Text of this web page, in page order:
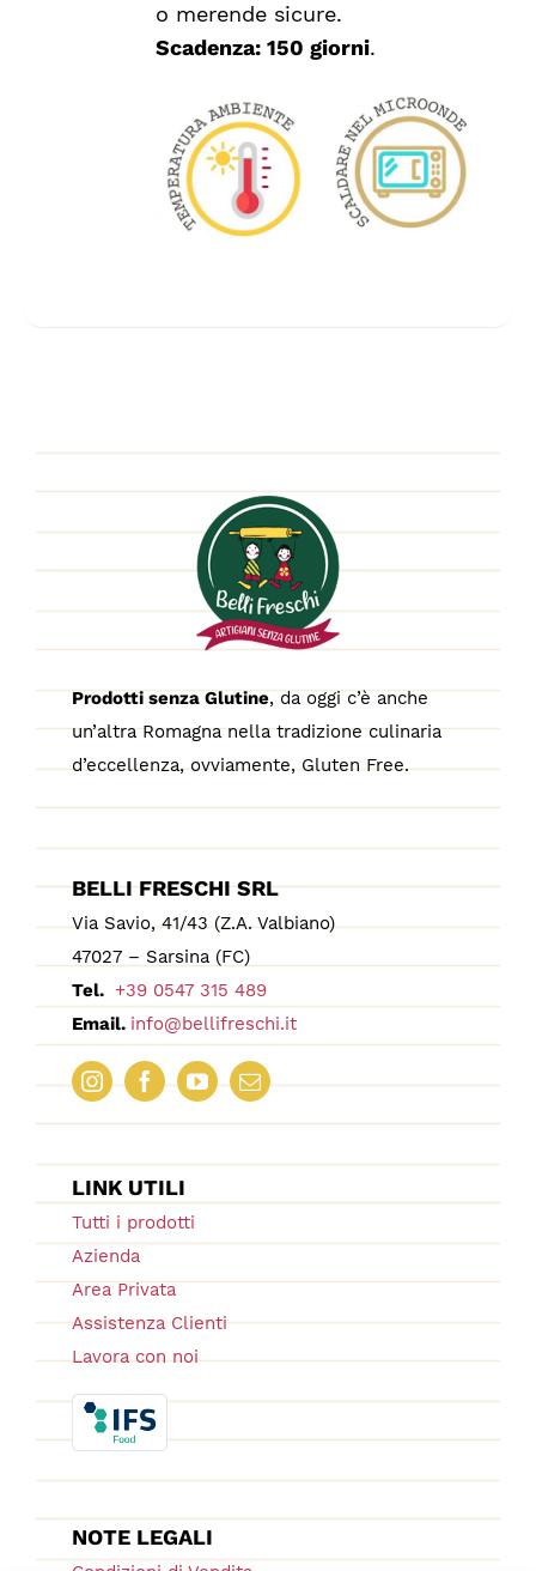
o merende sicure.
Scadenza: 150 giorni.
Prodotti senza Glutine, da oggi c’è anche
un’altra Romagna nella tradizione culinaria
d’eccellenza, ovviamente, Gluten Free.
BELLI FRESCHI SRL
Via Savio, 41/43 (Z.A. Valbiano)
47027 – Sarsina (FC)
Tel. +39 0547 315 489
Email. info@bellifreschi.it
LINK UTILI
Tutti i prodotti
Azienda
Area Privata
Assistenza Clienti
Lavora con noi
NOTE LEGALI